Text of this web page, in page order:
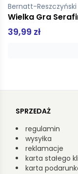
Reynolds
SPRZEDAŻ
regulamin
wysyłka
reklamacje
karta stałego
karta